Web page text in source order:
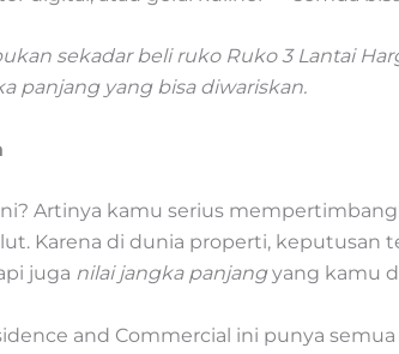
sekadar beli ruko Ruko 3 Lantai
panjang yang bisa diwariskan.
Artinya kamu serius
Karena di dunia properti, keputusan
juga nilai jangka panjangyang kamu
and Commercial ini punya